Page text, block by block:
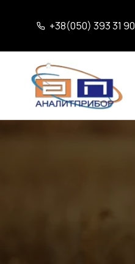
+38(050) 393 31 90